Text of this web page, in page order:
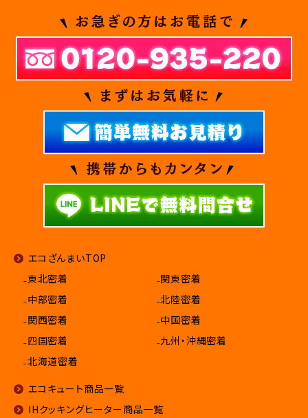
エコざんまいTOP
₋東北密着
₋関東密着
₋中部密着
₋北陸密着
₋関西密着
₋中国密着
₋四国密着
₋九州・沖縄密着
₋北海道密着
エコキュート商品一覧
IHクッキングヒーター商品一覧